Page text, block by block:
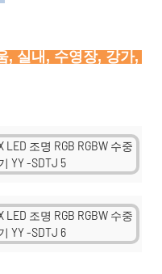
, 실내, 수영장, 강가,